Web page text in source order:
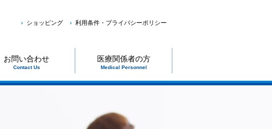
ショッピング 利用条件・プライバシーポリシー
お問い合わせ
Contact Us
医療関係者の方
Medical Personnel